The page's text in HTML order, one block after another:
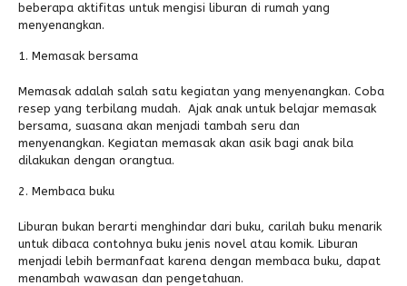
Antologi Puisi 3
beberapa aktifitas untuk mengisi liburan di rumah yang
menyenangkan.
Memasak bersama
Memasak adalah salah satu kegiatan yang menyenangkan. Coba
resep yang terbilang mudah. Ajak anak untuk belajar memasak
bersama, suasana akan menjadi tambah seru dan
menyenangkan. Kegiatan memasak akan asik bagi anak bila
dilakukan dengan orangtua.
Membaca buku
Liburan bukan berarti menghindar dari buku, carilah buku menarik
untuk dibaca contohnya buku jenis novel atau komik. Liburan
menjadi lebih bermanfaat karena dengan membaca buku, dapat
menambah wawasan dan pengetahuan.